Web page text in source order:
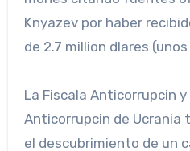
Knyazev por haber
de 2.7 million dlares
La Fiscala Anticorrupcin
Anticorrupcin de Ucrania
el descubrimiento de un